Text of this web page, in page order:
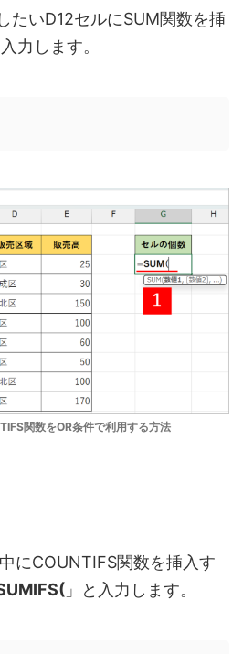
たいD12セルにSUM関数を挿
力します。
関数をOR条件で利用する方法
にCOUNTIFS関数を挿入す
」と入力します。